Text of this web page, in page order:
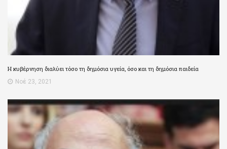
Η κυβέρνηση διαλύει τόσο τη δημόσια υγεία, όσο και τη δημόσια παιδεία
Νοέ 23, 2021